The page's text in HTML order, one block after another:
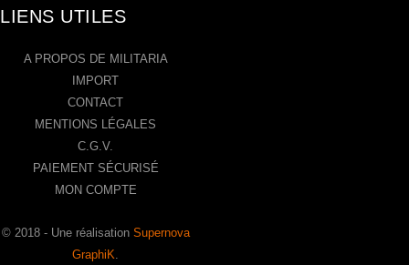
LIENS UTILES
A PROPOS DE MILITARIA
IMPORT
CONTACT
MENTIONS LÉGALES
C.G.V.
PAIEMENT SÉCURISÉ
MON COMPTE
© 2018 - Une réalisation Supernova
GraphiK.